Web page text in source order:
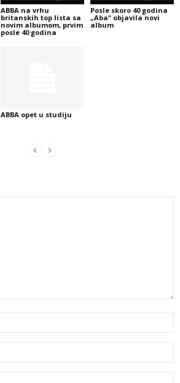
ABBA na vrhu
britanskih top lista sa
novim albumom, prvim
posle 40 godina
Posle skoro 40 godina
„Aba“ objavila novi
album
ABBA opet u studiju